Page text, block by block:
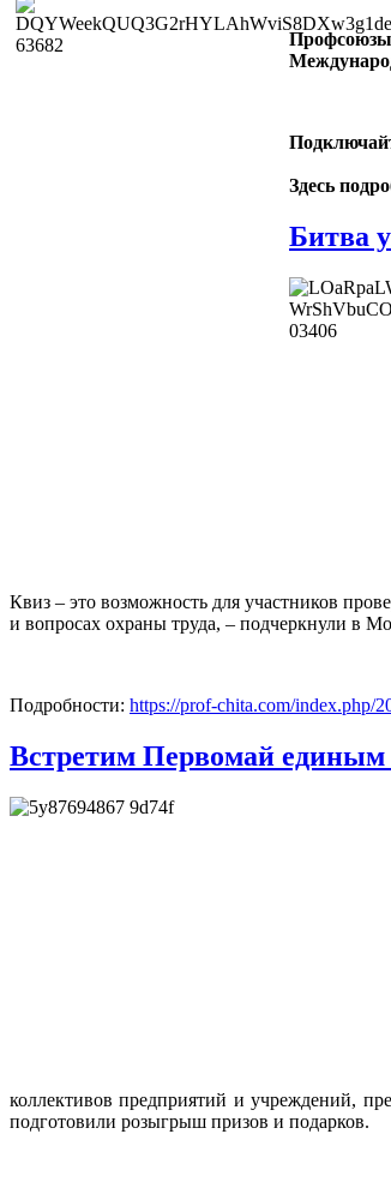
Профсоюзы
Здесь
Битва
Квиз – это возможность для участников
и вопросах охраны труда, – подчеркнули в
Подробности: https://prof-chita.com/index.php/
Встретим Первомай
коллективов предприятий и учреждений,
подготовили розыгрыш призов и подарков.